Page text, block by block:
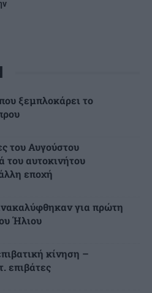
ξεμπλοκάρει το
του Αυγούστου
του αυτοκινήτου
εποχή
για πρώτη
Ήλιου
κίνηση –
επιβάτες